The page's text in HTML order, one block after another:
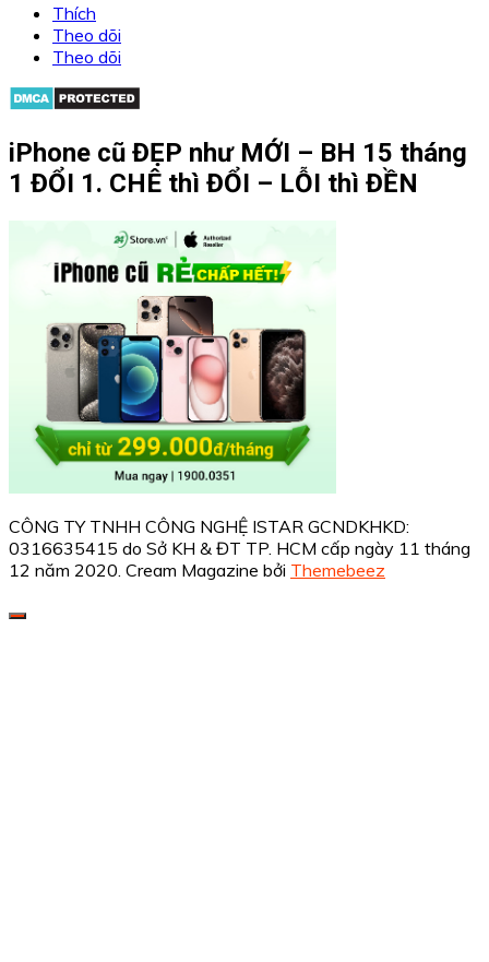
Thích
Theo dõi
Theo dõi
iPhone cũ ĐẸP như MỚI – BH 15 tháng
1 ĐỔI 1. CHÊ thì ĐỔI – LỖI thì ĐỀN
CÔNG TY TNHH CÔNG NGHỆ ISTAR GCNDKHKD:
0316635415 do Sở KH & ĐT TP. HCM cấp ngày 11 tháng
12 năm 2020. Cream Magazine bởi Themebeez